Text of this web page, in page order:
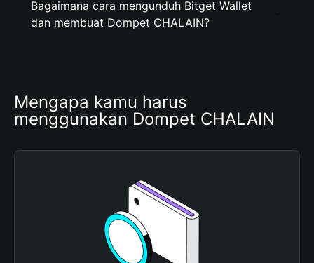
Bagaimana cara mengunduh Bitget Wallet
dan membuat Dompet CHALAIN?
Mengapa kamu harus
menggunakan Dompet CHALAIN